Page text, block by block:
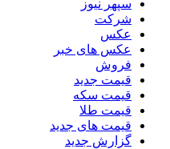
سپهر نیوز
شرکت
عکس
عکس های خبر
فروش
قیمت جدید
قیمت سکه
قیمت طلا
قیمت های جدید
گزارش جدید